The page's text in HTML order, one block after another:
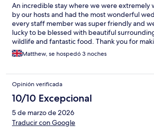
An incredible stay where we were extremely
by our hosts and had the most wonderful
every staff member was super friendly and
lucky to be blessed with beautiful
wildlife and fantastic food. Thank you for
most enjoyable it could have been
Matthew, se hospedó 3 noches
Opinión verificada
10/10 Excepcional
5 de marzo de 2026
Traducir con Google